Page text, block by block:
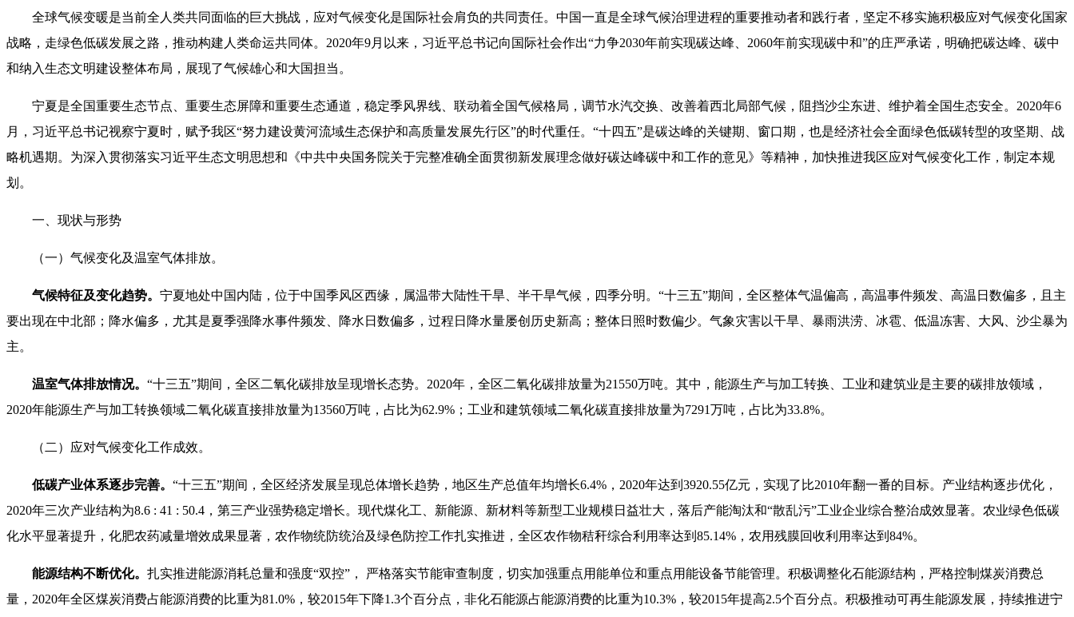
全球气候变暖是当前全人类共同面临的巨大挑战，应对气候变化是国际社会肩负的共同责任。中国一直是全球气候治理进程的重要推动者和践行者，坚定不移实施积极应对气候变化国家
战略，走绿色低碳发展之路，推动构建人类命运共同体。2020年9月以来，习近平总书记向国际社会作出“力争2030年前实现碳达峰、2060年前实现碳中和”的庄严承诺，明确把碳达峰、碳中
和纳入生态文明建设整体布局，展现了气候雄心和大国担当。
宁夏是全国重要生态节点、重要生态屏障和重要生态通道，稳定季风界线、联动着全国气候格局，调节水汽交换、改善着西北局部气候，阻挡沙尘东进、维护着全国生态安全。2020年6
月，习近平总书记视察宁夏时，赋予我区“努力建设黄河流域生态保护和高质量发展先行区”的时代重任。“十四五”是碳达峰的关键期、窗口期，也是经济社会全面绿色低碳转型的攻坚期、战
略机遇期。为深入贯彻落实习近平生态文明思想和《中共中央国务院关于完整准确全面贯彻新发展理念做好碳达峰碳中和工作的意见》等精神，加快推进我区应对气候变化工作，制定本规
划。
一、现状与形势
（一）气候变化及温室气体排放。
气候特征及变化趋势。 宁夏地处中国内陆，位于中国季风区西缘，属温带大陆性干旱、半干旱气候，四季分明。“十三五”期间，全区整体气温偏高，高温事件频发、高温日数偏多，且主
要出现在中北部；降水偏多，尤其是夏季强降水事件频发、降水日数偏多，过程日降水量屡创历史新高；整体日照时数偏少。气象灾害以干旱、暴雨洪涝、冰雹、低温冻害、大风、沙尘暴为
主。
温室气体排放情况。 “十三五”期间，全区二氧化碳排放呈现增长态势。2020年，全区二氧化碳排放量为21550万吨。其中，能源生产与加工转换、工业和建筑业是主要的碳排放领域，
2020年能源生产与加工转换领域二氧化碳直接排放量为13560万吨，占比为62.9%；工业和建筑领域二氧化碳直接排放量为7291万吨，占比为33.8%。
（二）应对气候变化工作成效。
低碳产业体系逐步完善。 “十三五”期间，全区经济发展呈现总体增长趋势，地区生产总值年均增长6.4%，2020年达到3920.55亿元，实现了比2010年翻一番的目标。产业结构逐步优化，
2020年三次产业结构为8.6 : 41 : 50.4，第三产业强势稳定增长。现代煤化工、新能源、新材料等新型工业规模日益壮大，落后产能淘汰和“散乱污”工业企业综合整治成效显著。农业绿色低碳
化水平显著提升，化肥农药减量增效成果显著，农作物统防统治及绿色防控工作扎实推进，全区农作物秸秆综合利用率达到85.14%，农用残膜回收利用率达到84%。
能源结构不断优化。 扎实推进能源消耗总量和强度“双控”， 严格落实节能审查制度，切实加强重点用能单位和重点用能设备节能管理。积极调整化石能源结构，严格控制煤炭消费总
量，2020年全区煤炭消费占能源消费的比重为81.0%，较2015年下降1.3个百分点，非化石能源占能源消费的比重为10.3%，较2015年提高2.5个百分点。积极推动可再生能源发展，持续推进宁